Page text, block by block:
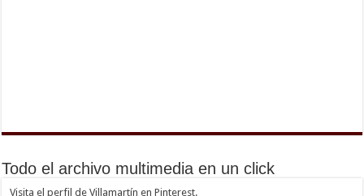
Todo el archivo multimedia en un click
Visita el perfil de Villamartín en Pinterest.